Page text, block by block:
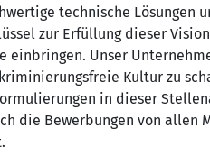
technische
zur Erfüllung dieser
einbringen. Unser
Kultur zu
in dieser
die Bewerbungen von allen